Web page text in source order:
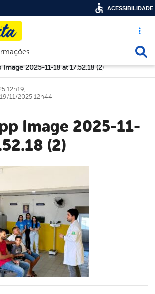
Acesso
de navegação
Image 2025-11-18 at 17.52.18 (2)
(2)
12h19,
11/2025 12h44
ACESSIBILIDADE